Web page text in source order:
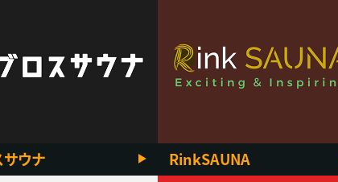
ウナ RinkSAUNA